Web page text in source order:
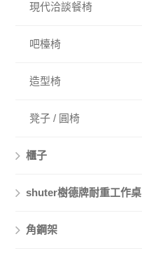
現代洽談餐椅
吧檯椅
造型椅
凳子 / 圓椅
櫃子
shuter樹德牌耐重工作桌
角鋼架